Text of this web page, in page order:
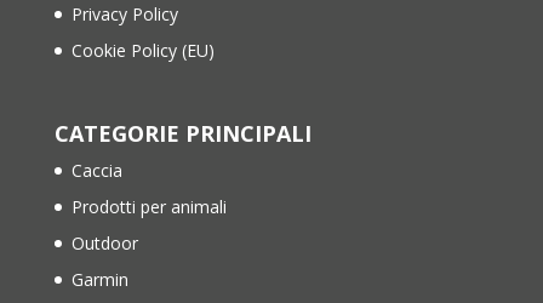
Privacy Policy
Cookie Policy (EU)
CATEGORIE PRINCIPALI
Caccia
Prodotti per animali
Outdoor
Garmin